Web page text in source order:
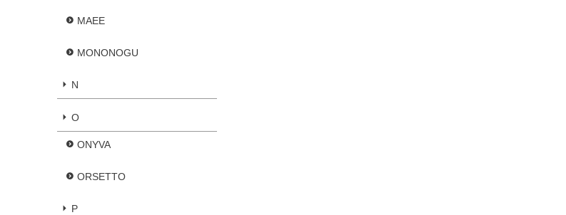
MAEE
MONONOGU
N
O
ONYVA
ORSETTO
P